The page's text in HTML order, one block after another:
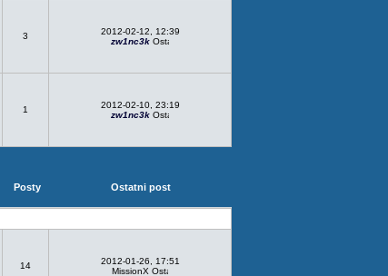
3
2012-02-12, 12:39
zw1nc3k
1
2012-02-10, 23:19
zw1nc3k
Posty Ostatni post
14
2012-01-26, 17:51
MissionX